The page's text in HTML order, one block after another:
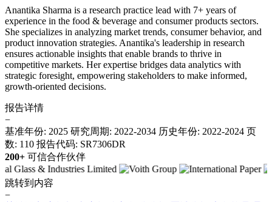
Anantika Sharma is a research practice lead with 7+ years of
experience in the food & beverage and consumer products sectors.
She specializes in analyzing market trends, consumer behavior, and
product innovation strategies. Anantika's leadership in research
ensures actionable insights that enable brands to thrive in
competitive markets. Her expertise bridges data analytics with
strategic foresight, empowering stakeholders to make informed,
growth-oriented decisions.
报告详情
−
基准年份: 2025 研究周期: 2022-2034 历史年份: 2022-2024 页
数: 110 报告代码: SR7306DR
200+ 可信合作伙伴
跳转到内容
−